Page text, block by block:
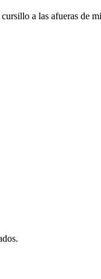
a las afueras de